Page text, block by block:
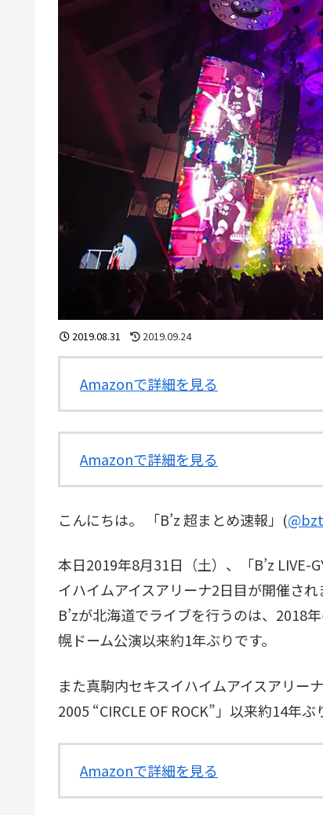
2019.08.31 2019.09.24
Amazonで詳細を見る
Amazonで詳細を見る
こんにちは。 「B’z 超まとめ速報」(
本日2019年8月31日（土）、「B’z LIVE-
イハイムアイスアリーナ2日目が開催さ
B’zが北海道でライブを行うのは、2018
幌ドーム公演以来約1年ぶりです。
また真駒内セキスイハイムアイスアリー
2005 “CIRCLE OF ROCK”」以来約14年ぶ
Amazonで詳細を見る